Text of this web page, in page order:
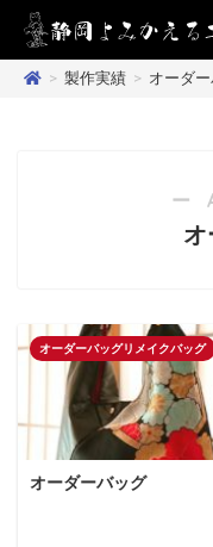
> 製作実績 > オーダ
ー
オーダーバッグリメイクバッグ
オーダーバッグ